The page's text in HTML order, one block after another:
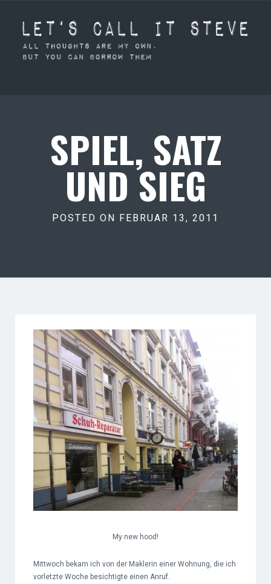
SPIEL, SATZ
UND SIEG
POSTED ON FEBRUAR 13, 2011
My new hood!
Mittwoch bekam ich von der Maklerin einer Wohnung, die ich
vorletzte Woche besichtigte einen Anruf.